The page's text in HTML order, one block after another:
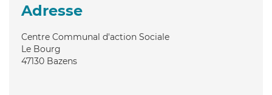
Adresse
Centre Communal d'action Sociale
Le Bourg
47130 Bazens